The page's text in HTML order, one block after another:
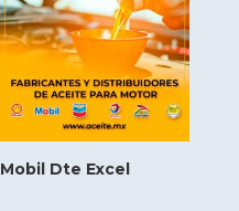
Mobil Dte Excel